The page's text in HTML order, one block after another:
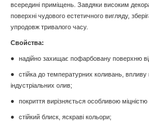
всередині приміщень. Завдяки високим
поверхні чудового естетичного вигляду,
упродовж тривалого часу.
Свойства:
надійно захищає пофарбовану поверхню
стійка до температурних коливань, впливу
індустріальних олив;
покриття вирізняється особливою
стійкий блиск, яскраві кольори;